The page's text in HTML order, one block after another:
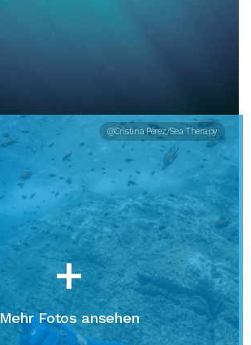
@Cristina Pérez/Sea Therapy
+
Mehr Fotos ansehen